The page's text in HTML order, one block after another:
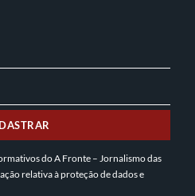
do A Fronte – Jornalismo das
relativa àproteção de dadose